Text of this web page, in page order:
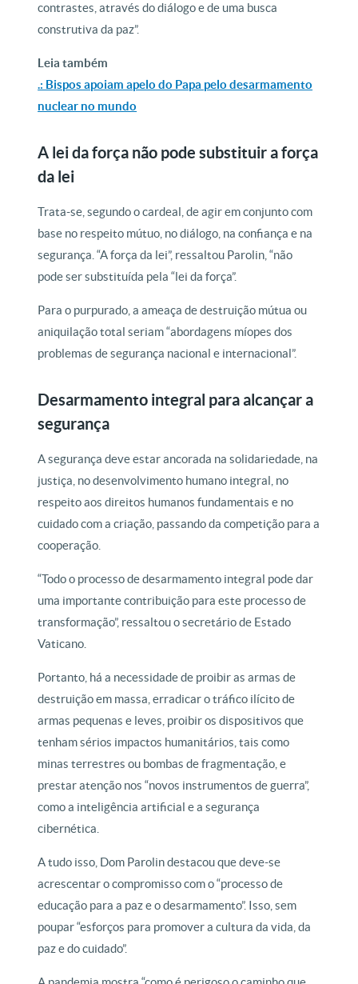
contrastes, através do diálogo e de uma busca
construtiva da paz”.
Leia também
.: Bispos apoiam apelo do Papa pelo desarmamento
nuclear no mundo
A lei da força não pode substituir a força
da lei
Trata-se, segundo o cardeal, de agir em conjunto com
base no respeito mútuo, no diálogo, na confiança e na
segurança. “A força da lei”, ressaltou Parolin, “não
pode ser substituída pela “lei da força”.
Para o purpurado, a ameaça de destruição mútua ou
aniquilação total seriam “abordagens míopes dos
problemas de segurança nacional e internacional”.
Desarmamento integral para alcançar a
segurança
A segurança deve estar ancorada na solidariedade, na
justiça, no desenvolvimento humano integral, no
respeito aos direitos humanos fundamentais e no
cuidado com a criação, passando da competição para a
cooperação.
“Todo o processo de desarmamento integral pode dar
uma importante contribuição para este processo de
transformação”, ressaltou o secretário de Estado
Vaticano.
Portanto, há a necessidade de proibir as armas de
destruição em massa, erradicar o tráfico ilícito de
armas pequenas e leves, proibir os dispositivos que
tenham sérios impactos humanitários, tais como
minas terrestres ou bombas de fragmentação, e
prestar atenção nos “novos instrumentos de guerra”,
como a inteligência artificial e a segurança
cibernética.
A tudo isso, Dom Parolin destacou que deve-se
acrescentar o compromisso com o “processo de
educação para a paz e o desarmamento”. Isso, sem
poupar “esforços para promover a cultura da vida, da
paz e do cuidado”.